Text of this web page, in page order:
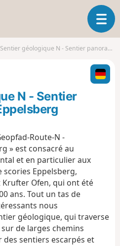
O
u
i
r
l
Sentier géologique N - Sentier panoramique d'Eppelsberg
N - Sentier
Route-N -
» est consacré au
et en particulier aux
Eppelsberg,
Ofen, qui ont été
ans. Tout un tas de
nous
géologique, qui traverse
de larges chemins
sentiers escarpés et